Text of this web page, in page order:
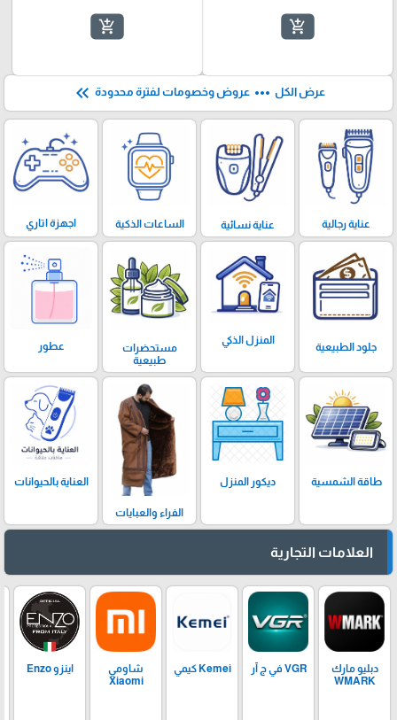
add_shopping_cart
add_shopping_cart
عرض الكل more_horiz عروض وخصومات لفترة محدودة keyboard_double_arrow_left
عناية رجالية عناية نسائية الساعات الذكية اجهزة اتاري
جلود الطبيعية
المنزل الذكي
مستحضرات
طبيعية
عطور
طاقة الشمسية ديكور المنزل
الفراء والعبايات
العناية بالحيوانات
العلامات التجارية
دبليو مارك
WMARK
VGR في ج آر Kemei كيمي
شاومي
Xiaomi
اينزو Enzo